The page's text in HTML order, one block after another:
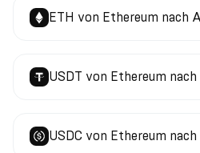
ETH von Ethereum nach
USDT von Ethereum
USDC von Ethereum